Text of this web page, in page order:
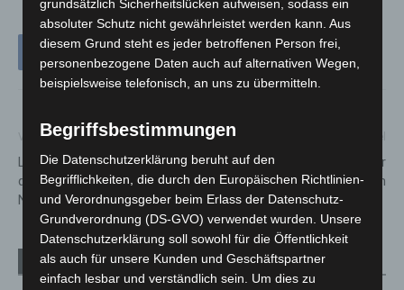
Vorheriger Artikel
Land kauft 34 neue Züge für
den Regionalverkehr in
Niedersachsen
Gemeinsam zum Update für
Kommunen und Verwaltungen
Verwandte Artikel Mehr vom Autor
grundsätzlich Sicherheitslücken aufweisen, sodass ein
absoluter Schutz nicht gewährleistet werden kann. Aus
diesem Grund steht es jeder betroffenen Person frei,
personenbezogene Daten auch auf alternativen Wegen,
beispielsweise telefonisch, an uns zu übermitteln.
Begriffsbestimmungen
Die Datenschutzerklärung beruht auf den
Begrifflichkeiten, die durch den Europäischen Richtlinien-
und Verordnungsgeber beim Erlass der Datenschutz-
Grundverordnung (DS-GVO) verwendet wurden. Unsere
Datenschutzerklärung soll sowohl für die Öffentlichkeit
als auch für unsere Kunden und Geschäftspartner
einfach lesbar und verständlich sein. Um dies zu